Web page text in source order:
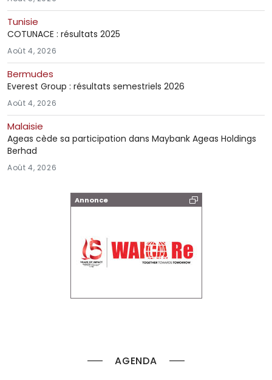
Annonce
AGENDA
Tunisie
COTUNACE : résultats 2025
Août 4, 2026
Bermudes
Everest Group : résultats semestriels 2026
Août 4, 2026
Malaisie
Ageas cède sa participation dans Maybank Ageas Holdings
Berhad
Août 4, 2026